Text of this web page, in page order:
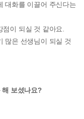
대화를 이끌어 주신다는
이 되실 것 같아요.
많은 선생님이 되실 것
해 보셨나요?